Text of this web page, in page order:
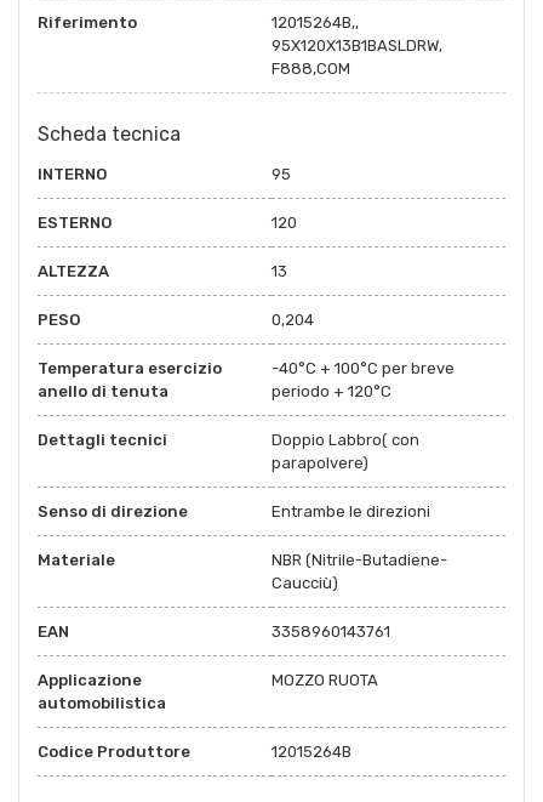
Riferimento
12015264B,,
95X120X13B1BASLDRW,
F888,COM
Scheda tecnica
INTERNO 95
ESTERNO 120
ALTEZZA 13
PESO 0,204
Temperatura esercizio
anello di tenuta
-40°C + 100°C per breve
periodo + 120°C
Dettagli tecnici
Doppio Labbro( con
parapolvere)
Senso di direzione Entrambe le direzioni
Materiale
NBR (Nitrile-Butadiene-
Caucciù)
EAN 3358960143761
Applicazione
automobilistica
MOZZO RUOTA
Codice Produttore 12015264B